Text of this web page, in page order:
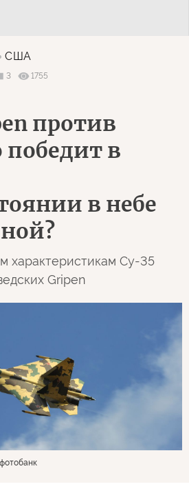
США
3
1755
против
победит в
в небе
характеристикам Су-35
Gripen